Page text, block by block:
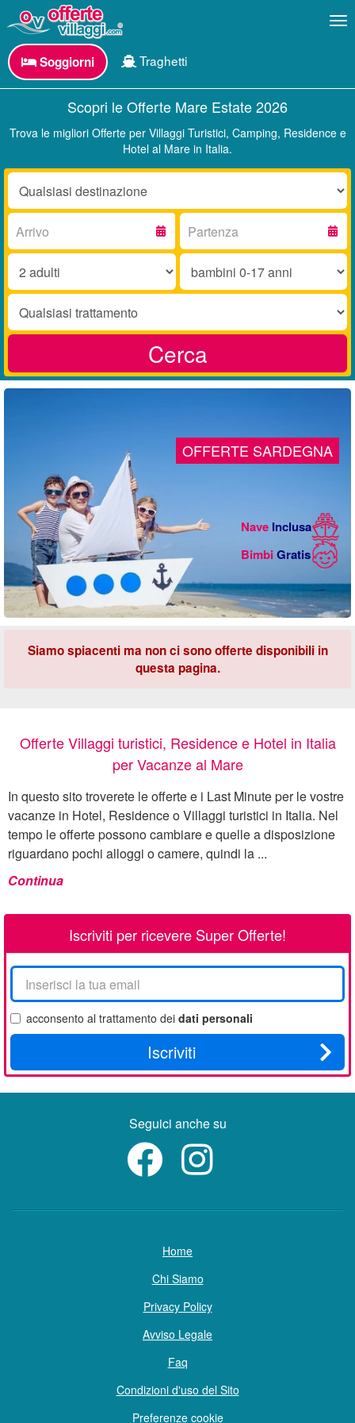
Soggiorni Traghetti
Scopri le Offerte Mare Estate 2026
Trova le migliori Offerte per Villaggi Turistici, Camping, Residence e
Hotel al Mare in Italia.
Destinazione:
Arrivo: Partenza:
Adulti:
Bambini
17
Trattamento:
Cerca
OFFERTE SARDEGNA
NaveInclusa
Bimbi Gratis
Siamo spiacenti ma non ci sono offerte disponibili in
questa pagina.
Offerte Villaggi turistici, Residence e Hotel in Italia
per Vacanze al Mare
In questo sito troverete le offerte e i Last Minute per le vostre
vacanze in Hotel, Residence o Villaggi turistici in Italia. Nel
tempo le offerte possono cambiare e quelle a disposizione
riguardano pochi alloggi o camere, quindi la ...
Continua
Iscriviti per ricevere Super Offerte!
La
tua
email
acconsento al trattamento dei dati personali
Iscriviti
Seguici anche su
Home
Chi Siamo
Privacy Policy
Avviso Legale
Faq
Condizioni d'uso del Sito
Preferenze cookie